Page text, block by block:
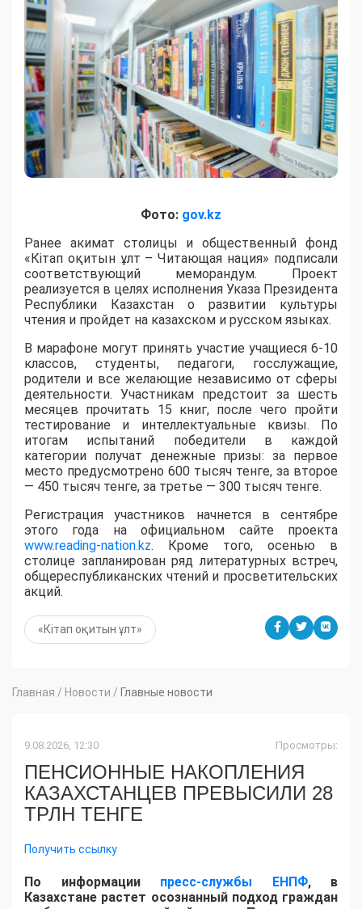
Фото: gov.kz
Ранее акимат столицы и общественный фонд
«Кітап оқитын ұлт – Читающая нация» подписали
соответствующий меморандум. Проект
реализуется в целях исполнения Указа Президента
Республики Казахстан о развитии культуры
чтения и пройдет на казахском и русском языках.
В марафоне могут принять участие учащиеся 6-10
классов, студенты, педагоги, госслужащие,
родители и все желающие независимо от сферы
деятельности. Участникам предстоит за шесть
месяцев прочитать 15 книг, после чего пройти
тестирование и интеллектуальные квизы. По
итогам испытаний победители в каждой
категории получат денежные призы: за первое
место предусмотрено 600 тысяч тенге, за второе
— 450 тысяч тенге, за третье — 300 тысяч тенге.
Регистрация участников начнется в сентябре
этого года на официальном сайте проекта
www.reading-nation.kz. Кроме того, осенью в
столице запланирован ряд литературных встреч,
общереспубликанских чтений и просветительских
акций.
«Кітап оқитын ұлт»
Главная / Новости / Главные новости
9.08.2026, 12:30 Просмотры:
ПЕНСИОННЫЕ НАКОПЛЕНИЯ
КАЗАХСТАНЦЕВ ПРЕВЫСИЛИ 28
ТРЛН ТЕНГЕ
Получить ссылку
По информации пресс-службы ЕНПФ, в
Казахстане растет осознанный подход граждан